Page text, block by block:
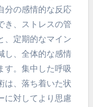
分の感情的な反応
き、ストレスの管
、定期的なマイン
し、全体的な感情
す。集中した呼吸
は、落ち着いた状
に対してより思慮